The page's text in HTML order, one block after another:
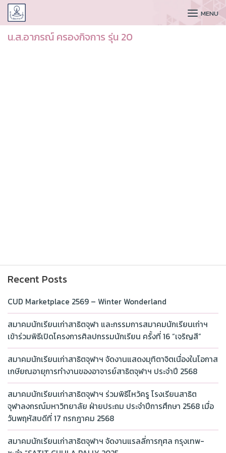
CUDAA MENU
น.ส.อาภรณ์ ครองกิจการ รุ่น 20
Recent Posts
CUD Marketplace 2569 – Winter Wonderland
สมาคมนักเรียนเก่าสาธิตจุฬา และกรรมการสมาคมนักเรียนเก่าฯ
เข้าร่วมพิธีเปิดโครงการศิลปกรรมนักเรียน ครั้งที่ 16 “เจริญสี”
สมาคมนักเรียนเก่าสาธิตจุฬาฯ จัดงานแสดงมุทิตาจิตเนื่องในโอกาส
เกษียณอายุการทำงานของอาจารย์สาธิตจุฬาฯ ประจำปี 2568
สมาคมนักเรียนเก่าสาธิตจุฬาฯ ร่วมพิธีไหว้ครู โรงเรียนสาธิต
จุฬาลงกรณ์มหาวิทยาลัย ฝ่ายประถม ประจำปีการศึกษา 2568 เมื่อ
วันพฤหัสบดีที่ 17 กรกฎาคม 2568
สมาคมนักเรียนเก่าสาธิตจุฬาฯ จัดงานแรลลี่การกุศล กรุงเทพ-